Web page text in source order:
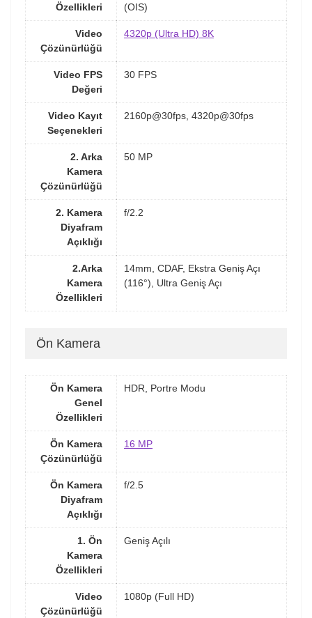
Özellikleri
(OIS)
Video
Çözünürlüğü
4320p (Ultra HD) 8K
Video FPS
Değeri
30 FPS
Video Kayıt
Seçenekleri
2160p@30fps, 4320p@30fps
2. Arka
Kamera
Çözünürlüğü
50 MP
2. Kamera
Diyafram
Açıklığı
f/2.2
2.Arka
Kamera
Özellikleri
14mm, CDAF, Ekstra Geniş Açı
(116°), Ultra Geniş Açı
Ön Kamera
Ön Kamera
Genel
Özellikleri
HDR, Portre Modu
Ön Kamera
Çözünürlüğü
16 MP
Ön Kamera
Diyafram
Açıklığı
f/2.5
1. Ön
Kamera
Özellikleri
Geniş Açılı
Video
Çözünürlüğü
1080p (Full HD)